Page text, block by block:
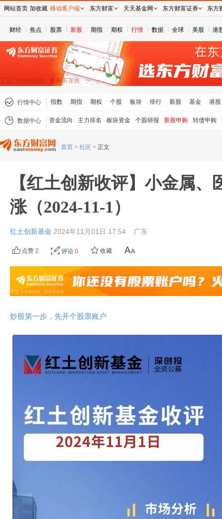
财经 焦点 股票 新股 期指 期权 行情 数据 全球 美股 港
行情中心 指数 期指 期权 个股 板块 排行 新股 基金 港股
数据中心 资金流向 主力排名 板块资金 个股研报 新股申购 转债申购
首页 > 社区 > 正文
【红土创新收评】小金属、
涨（2024-11-1）
红土创新基金 2024年11月01日 17:54 广东
点赞 2 评论 0 收藏
炒股第一步，先开个股票账户
网站首页 加收藏 移动客户端 东方财富 天天基金网 东方财富证券 东方